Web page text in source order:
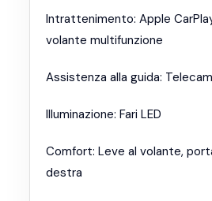
Intrattenimento: Apple
volante multifunzione
Assistenza alla guida:
Illuminazione: Fari LED
Comfort: Leve al volante,
destra